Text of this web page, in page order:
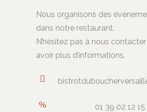
Nous organisons des
dans notre restaurant.
N’hésitez pas à nous
avoir plus d’informations.
01 39 02 12 15